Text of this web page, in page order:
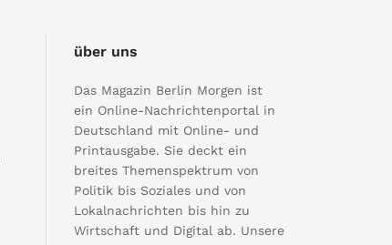
über uns
Das Magazin Berlin Morgen ist
ein Online-Nachrichtenportal in
Deutschland mit Online- und
Printausgabe. Sie deckt ein
breites Themenspektrum von
Politik bis Soziales und von
Lokalnachrichten bis hin zu
Wirtschaft und Digital ab. Unsere